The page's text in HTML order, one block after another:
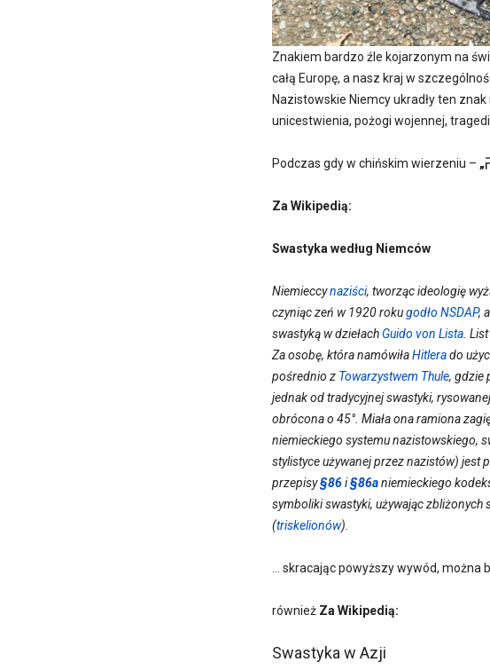
Znakiem bardzo źle kojarzonym na
całą Europę, a nasz kraj w
Nazistowskie Niemcy ukradły ten
unicestwienia, pożogi wojennej,
Podczas gdy w chińskim wierzeniu – „
Za Wikipedią:
Swastyka według Niemców
Niemieccynaziści, tworząc ideologię
czyniąc zeń w 1920 rokugodło NSDAP,
swastyką w dziełach Guido von Lista.
Za osobę, która namówiłaHitlerado
pośrednio z Towarzystwem Thule, gdzie
jednak od tradycyjnej swastyki,
obrócona o 45°. Miała ona ramiona
niemieckiego systemu nazistowskiego,
stylistyce używanej przez nazistów) jest
przepisy§86i§86aniemieckiego
symboliki swastyki, używając zbliżonych
(triskelionów).
… skracając powyższy wywód, można
również Za Wikipedią:
Swastyka w Azji